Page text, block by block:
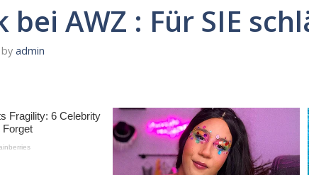
bei AWZ : Für SIE
by admin